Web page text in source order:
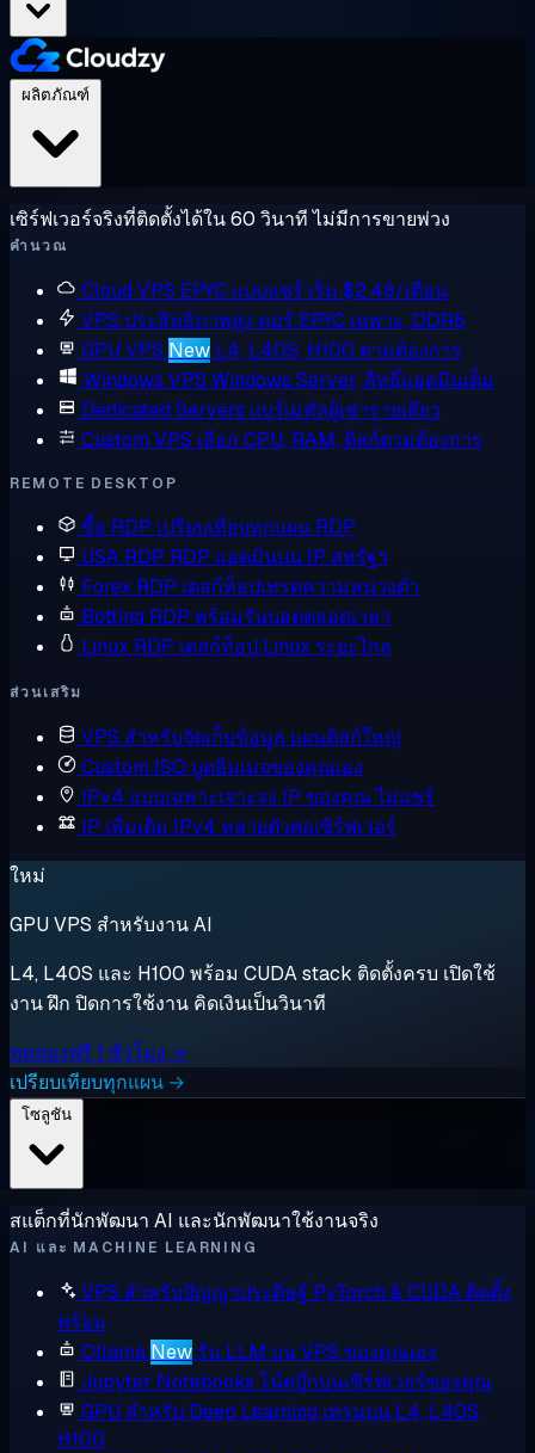
เซิร์ฟเวอร์จริงที่ติดตั้งได้ใน 60 วินาที ไม่มีการขายพ่วง
คำนวณ
Cloud VPS EPYC แบบแชร์ เริ่ม $2.48/เดือน
VPS ประสิทธิภาพสูง คอร์ EPYC เฉพาะ, DDR5
GPU VPS New L4, L40S, H100 ตามต้องการ
Windows VPS Windows Server, สิทธิ์แอดมินเต็ม
Dedicated Servers แบร์เมทัลผู้เช่ารายเดียว
Custom VPS เลือก CPU, RAM, ดิสก์ตามต้องการ
REMOTE DESKTOP
ซื้อ RDP เปรียบเทียบทุกแผน RDP
USA RDP RDP แอดมินบน IP สหรัฐฯ
Forex RDP เดสก์ท็อปเทรดความหน่วงต่ำ
Botting RDP พร้อมรันบอตตลอดเวลา
Linux RDP เดสก์ท็อป Linux ระยะไกล
ส่วนเสริม
VPS สำหรับจัดเก็บข้อมูล แผนดิสก์ใหญ่
Custom ISO บูตอิมเมจของคุณเอง
IPv4 แบบเฉพาะเจาะจง IP ของคุณ ไม่แชร์
IP เพิ่มเติม IPv4 หลายตัวต่อเซิร์ฟเวอร์
ใหม่
GPU VPS สำหรับงาน AI
L4, L40S และ H100 พร้อม CUDA stack ติดตั้งครบ เปิดใช้
งาน ฝึก ปิดการใช้งาน คิดเงินเป็นวินาที
ทดลองฟรี 1 ชั่วโมง →
เปรียบเทียบทุกแผน →
สแต็กที่นักพัฒนา AI และนักพัฒนาใช้งานจริง
AI และ MACHINE LEARNING
VPS สำหรับปัญญาประดิษฐ์ PyTorch & CUDA ติดตั้ง
พร้อม
Ollama New รัน LLM บน VPS ของคุณเอง
Jupyter Notebooks โน้ตบุ๊กบนเซิร์ฟเวอร์ของคุณ
GPU สำหรับ Deep Learning เทรนบน L4, L40S,
H100